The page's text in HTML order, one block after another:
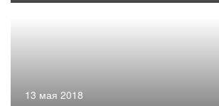
13 мая 2018